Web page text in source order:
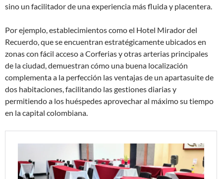
sino un facilitador de una experiencia más fluida y placentera.
Por ejemplo, establecimientos como el Hotel Mirador del
Recuerdo, que se encuentran estratégicamente ubicados en
zonas con fácil acceso a Corferias y otras arterias principales
de la ciudad, demuestran cómo una buena localización
complementa a la perfección las ventajas de un apartasuite de
dos habitaciones, facilitando las gestiones diarias y
permitiendo a los huéspedes aprovechar al máximo su tiempo
en la capital colombiana.